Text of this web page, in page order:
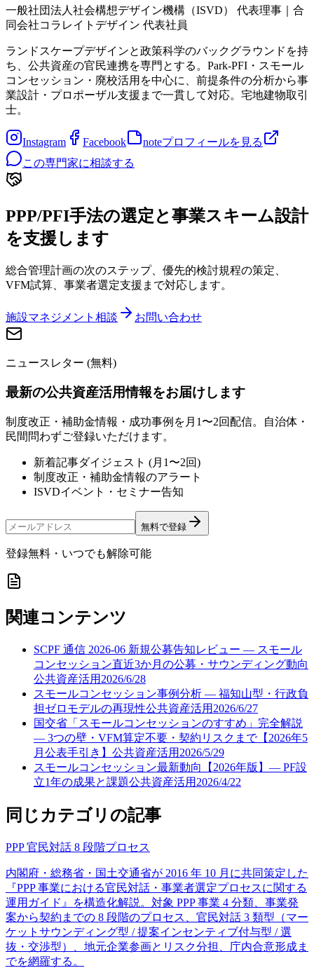
一般社団法人社会構想デザイン機構（ISVD） 代表理事
合
同会社コラレイトデザイン 代表社員
ランドスケープデザインと政策科学のバックグラウンドを持
ち、公共資産の官民連携を専門とする。Park-PFI・スモール
コンセッション・廃校活用を中心に、前提条件の分析から事
業設計・プロポーザル支援まで一貫して対応。宅地建物取引
士。
Instagram Facebook noteプロフィールを見る
この専門家に相談する
PPP/PFI手法の選定と事業スキーム設計
を支援します
総合管理計画の次のステップ、優先的検討規程の策定、
VFM試算、事業者選定支援まで対応します。
施設マネジメント相談 お問い合わせ
ニュースレター (無料)
最新の公共資産活用情報をお届けします
制度改正・補助金情報・成功事例を月1〜2回配信。自治体・
民間問わずご登録いただけます。
新着記事ダイジェスト (月1〜2回)
制度改正・補助金情報のアラート
ISVDイベント・セミナー告知
無料で登録
登録無料・いつでも解除可能
関連コンテンツ
SCPF 通信 2026-06 新規公募告知レビュー — スモール
コンセッション直近3か月の公募・サウンディング動向
公共資産活用 2026/6/28
スモールコンセッション事例分析 — 福知山型・行政負
担ゼロモデルの再現性公共資産活用 2026/6/27
国交省「スモールコンセッションのすすめ」完全解説
— 3つの壁・VFM算定不要・契約リスクまで【2026年5
月公表手引き】 公共資産活用 2026/5/29
スモールコンセッション最新動向【2026年版】— PF設
立1年の成果と課題公共資産活用 2026/4/22
同じカテゴリの記事
PPP 官民対話 8 段階プロセス
内閣府・総務省・国土交通省が 2016 年 10 月に共同策定した
『PPP 事業における官民対話・事業者選定プロセスに関する
運用ガイド』を構造化解説。対象 PPP 事業 4 分類、事業発
案から契約までの 8 段階のプロセス、官民対話 3 類型（マー
ケットサウンディング型 / 提案インセンティブ付与型 / 選
抜・交渉型）、地元企業参画とリスク分担、庁内合意形成ま
でを網羅する。